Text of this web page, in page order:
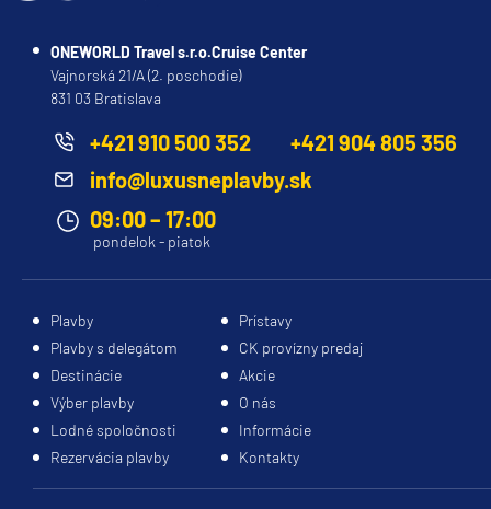
ONEWORLD Travel s.r.o.Cruise Center
Vajnorská 21/A (2. poschodie)
831 03 Bratislava
+421 910 500 352
+421 904 805 356
info@luxusneplavby.sk
09:00 – 17:00
pondelok - piatok
Plavby
Prístavy
Plavby s delegátom
CK provízny predaj
Destinácie
Akcie
Výber plavby
O nás
Lodné spoločnosti
Informácie
Rezervácia plavby
Kontakty